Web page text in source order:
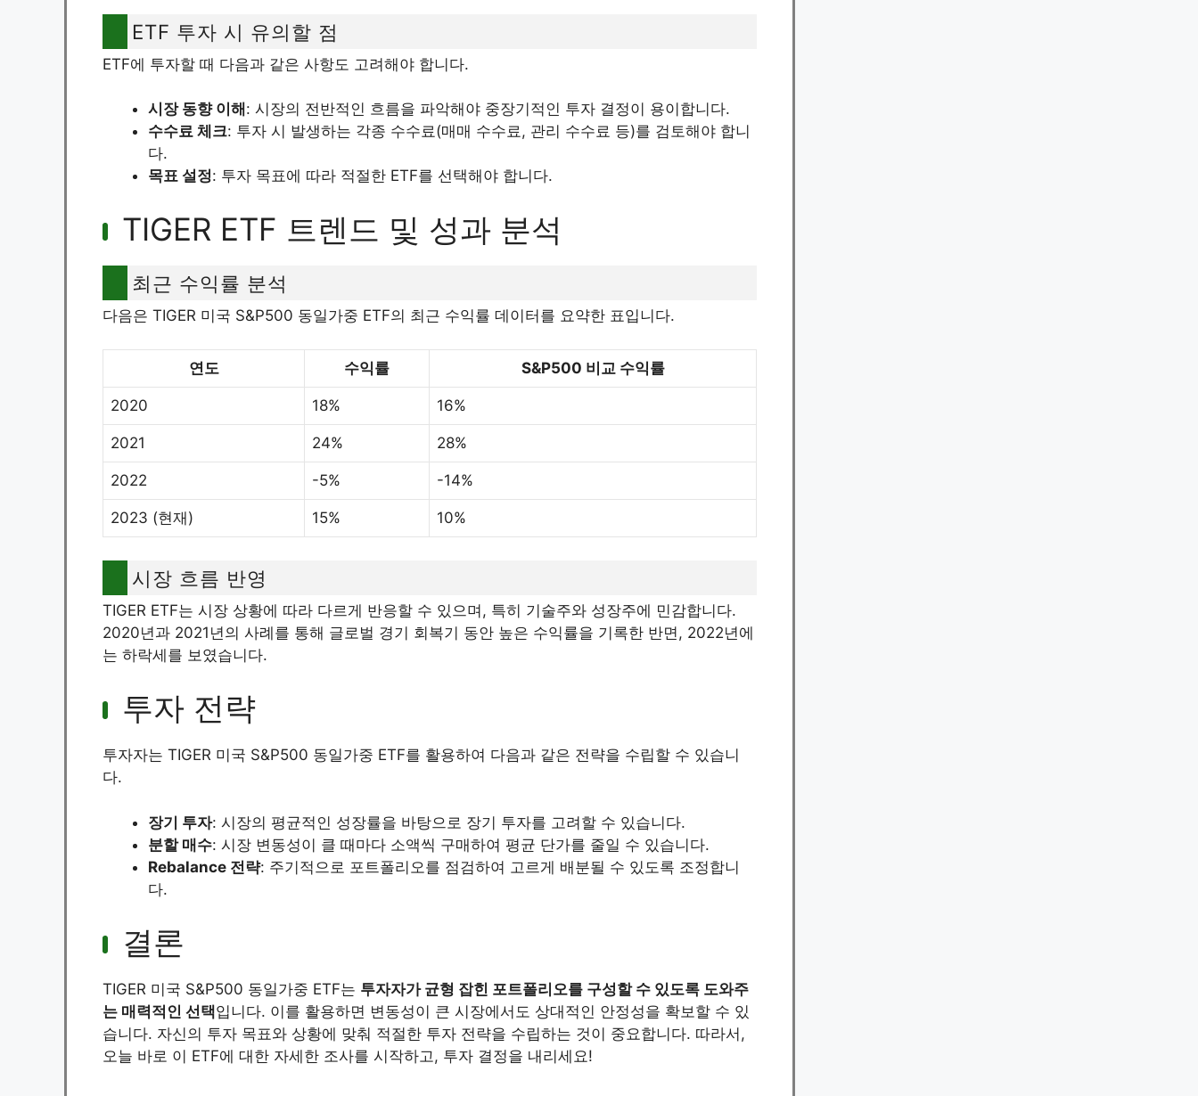
ETF 투자 시 유의할 점
ETF에 투자할 때 다음과 같은 사항도 고려해야 합니다.
시장 동향 이해 : 시장의 전반적인 흐름을 파악해야 중장기적인 투자 결정이 용이합니다.
수수료 체크: 투자 시 발생하는 각종 수수료(매매 수수료, 관리 수수료 등)를 검토해야 합니
다.
목표 설정: 투자 목표에 따라 적절한 ETF를 선택해야 합니다.
TIGER ETF 트렌드 및 성과 분석
최근 수익률 분석
다음은 TIGER 미국 S&P500 동일가중 ETF의 최근 수익률 데이터를 요약한 표입니다.
연도 수익률 S&P500 비교 수익률
2020 18% 16%
2021 24% 28%
2022 -5% -14%
2023 (현재) 15% 10%
시장 흐름 반영
TIGER ETF는 시장 상황에 따라 다르게 반응할 수 있으며, 특히 기술주와 성장주에 민감합니다.
2020년과 2021년의 사례를 통해 글로벌 경기 회복기 동안 높은 수익률을 기록한 반면, 2022년에
는 하락세를 보였습니다.
투자 전략
투자자는 TIGER 미국 S&P500 동일가중 ETF를 활용하여 다음과 같은 전략을 수립할 수 있습니
다.
장기 투자: 시장의 평균적인 성장률을 바탕으로 장기 투자를 고려할 수 있습니다.
분할 매수: 시장 변동성이 클 때마다 소액씩 구매하여 평균 단가를 줄일 수 있습니다.
Rebalance 전략: 주기적으로 포트폴리오를 점검하여 고르게 배분될 수 있도록 조정합니
다.
결론
TIGER 미국 S&P500 동일가중 ETF는 투자자가 균형 잡힌 포트폴리오를 구성할 수 있도록 도와주
는 매력적인 선택입니다. 이를 활용하면 변동성이 큰 시장에서도 상대적인 안정성을 확보할 수 있
습니다. 자신의 투자 목표와 상황에 맞춰 적절한 투자 전략을 수립하는 것이 중요합니다. 따라서,
오늘 바로 이 ETF에 대한 자세한 조사를 시작하고, 투자 결정을 내리세요!